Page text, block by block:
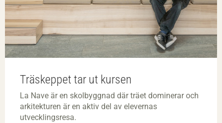
Träskeppet tar ut kursen
La Nave är en skolbyggnad där träet dominerar och
arkitekturen är en aktiv del av elevernas
utvecklingsresa.